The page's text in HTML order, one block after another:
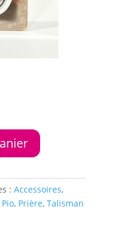
: Accessoires,
, Prière, Talisman